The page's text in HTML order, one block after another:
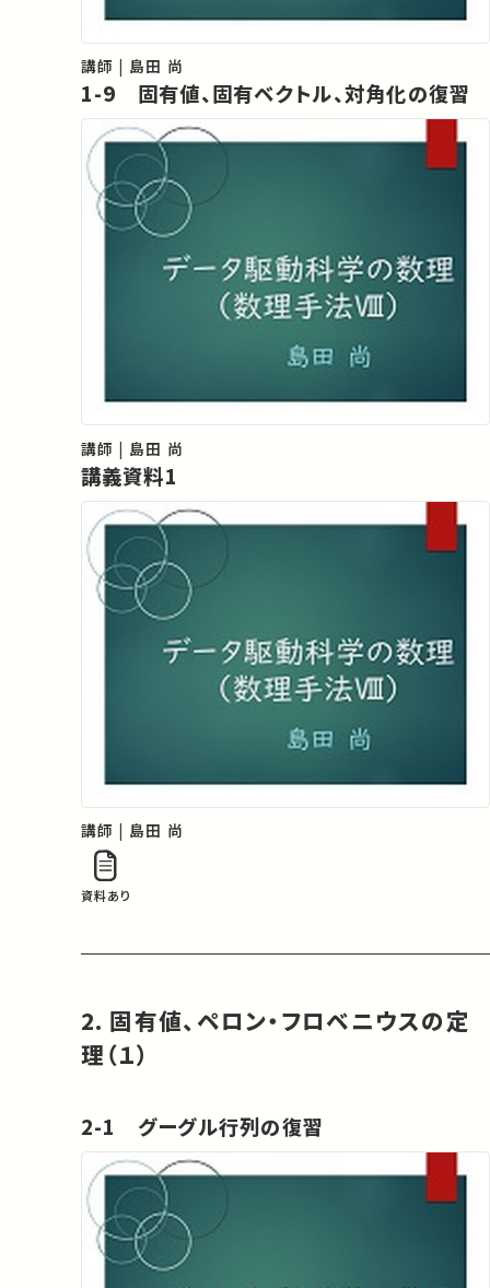
講師 | 島田 尚
1-9 固有値、固有ベクトル、対角化の復習
講師 | 島田 尚
講義資料1
講師 | 島田 尚
資料あり
2. 固有値、ペロン・フロベニウスの定
理（１）
2-1 グーグル行列の復習